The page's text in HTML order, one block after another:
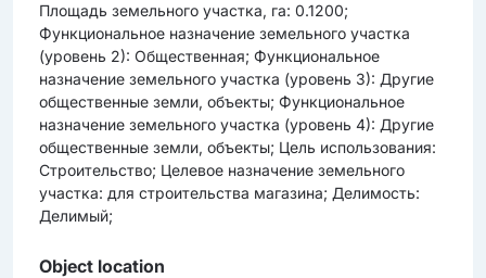
Площадь земельного участка, га: 0.1200;
Функциональное назначение земельного участка
(уровень 2): Общественная; Функциональное
назначение земельного участка (уровень 3): Другие
общественные земли, объекты; Функциональное
назначение земельного участка (уровень 4): Другие
общественные земли, объекты; Цель использования:
Строительство; Целевое назначение земельного
участка: для строительства магазина; Делимость:
Делимый;
Object location